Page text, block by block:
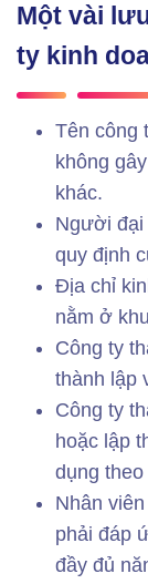
Một vài
ty kinh
Tên công
không
khác.
Người đại
quy định
Địa chỉ
nằm ở
Công ty
thành lập
Công ty
hoặc lập
dụng
Nhân
phải đáp
đầy đủ